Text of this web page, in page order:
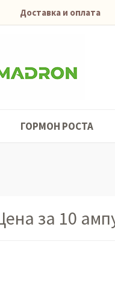
Доставка и оплата
ГОРМОН РОСТА
за 10